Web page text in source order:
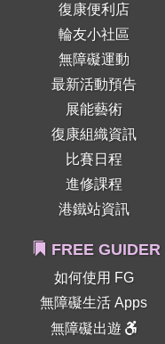
復康便利店
輪友小社區
無障礙運動
最新活動預告
展能藝術
復康組織資訊
比賽日程
進修課程
港鐵站資訊
FREE GUIDER
如何使用 FG
無障礙生活 Apps
無障礙出遊